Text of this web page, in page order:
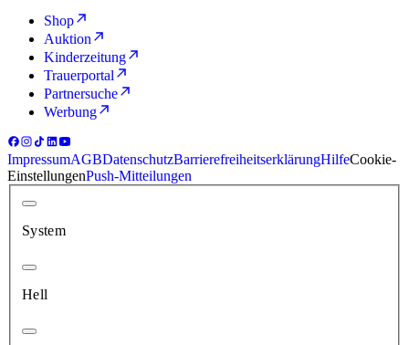
Shop
Auktion
Kinderzeitung
Trauerportal
Partnersuche
Werbung
ImpressumAGBDatenschutzBarrierefreiheitserklärungHilfeCookie-
EinstellungenPush-Mitteilungen
System
Hell